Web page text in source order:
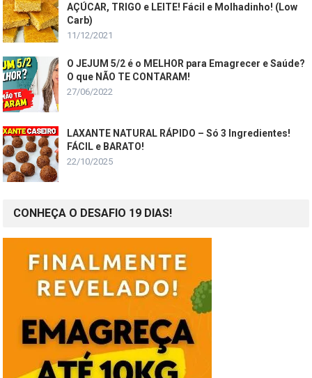
AÇÚCAR, TRIGO e LEITE! Fácil e Molhadinho! (Low
Carb)
11/12/2021
O JEJUM 5/2 é o MELHOR para Emagrecer e Saúde?
O que NÃO TE CONTARAM!
27/06/2022
LAXANTE NATURAL RÁPIDO – Só 3 Ingredientes!
FÁCIL e BARATO!
22/10/2025
CONHEÇA O DESAFIO 19 DIAS!